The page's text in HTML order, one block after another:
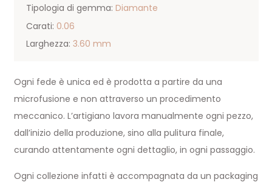
Tipologia di gemma: Diamante
Carati: 0.06
Larghezza: 3.60 mm
Ogni fede è unica ed è prodotta a partire da una
microfusione e non attraverso un procedimento
meccanico. L’artigiano lavora manualmente ogni pezzo,
dall’inizio della produzione, sino alla pulitura finale,
curando attentamente ogni dettaglio, in ogni passaggio.
Ogni collezione infatti è accompagnata da un packaging